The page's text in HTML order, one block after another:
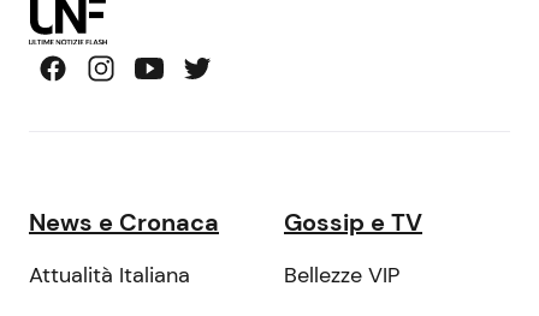
News e Cronaca
Attualità Italiana
Gossip e TV
Bellezze VIP